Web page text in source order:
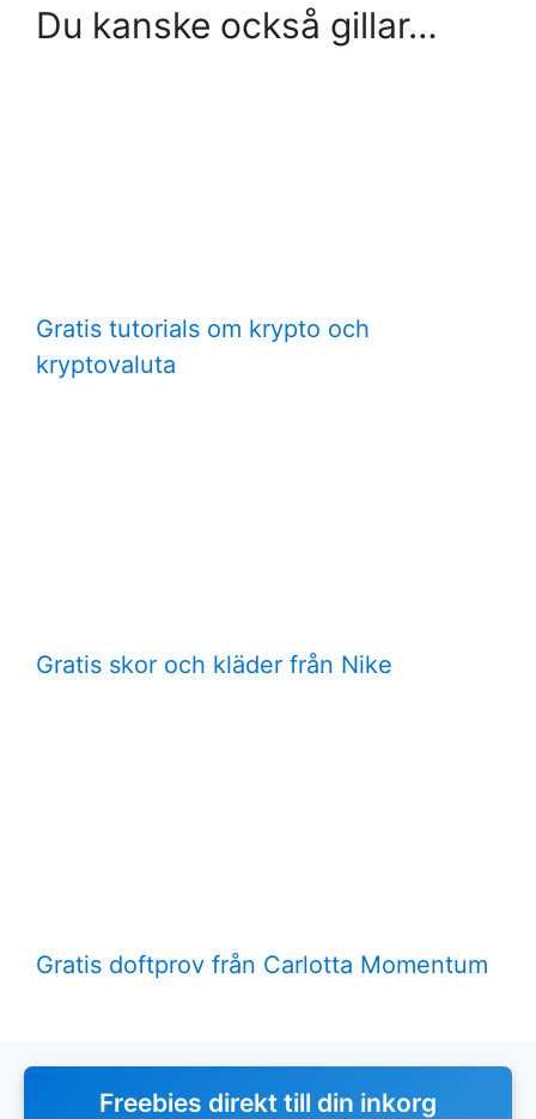
Du kanske också gillar…
Gratis tutorials om krypto och
kryptovaluta
Gratis skor och kläder från Nike
Gratis doftprov från Carlotta Momentum
Freebies direkt till din inkorg